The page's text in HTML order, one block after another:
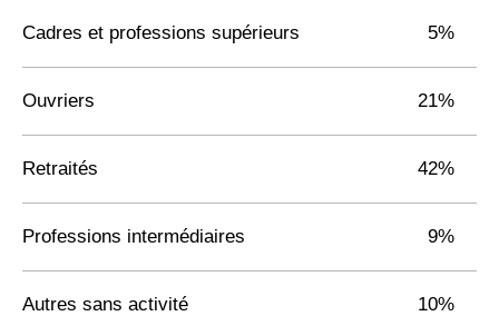
Cadres et professions supérieurs 5%
Ouvriers 21%
Retraités 42%
Professions intermédiaires 9%
Autres sans activité 10%